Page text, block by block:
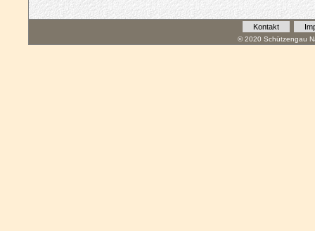
Kontakt
© 2020 Schützengau